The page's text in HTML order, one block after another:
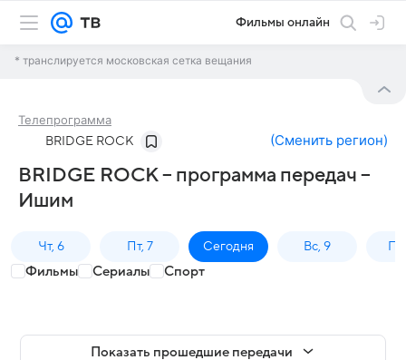
Фильмы онлайн
* транслируется московская сетка вещания
Телепрограмма
BRIDGE ROCK (Сменить регион)
BRIDGE ROCK – программа передач –
Ишим
Чт, 6 Пт, 7 Сегодня Вс, 9
Фильмы Сериалы Спорт
Показать прошедшие передачи